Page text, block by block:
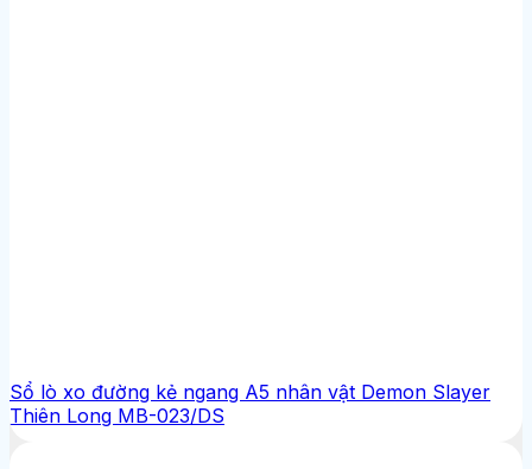
Sổ lò xo đường kẻ ngang A5 nhân vật Demon Slayer
Thiên Long MB-023/DS